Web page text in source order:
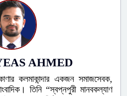
AHMED
কলমাকান্দার একজন সমাজসেবক,
তিনি “স্বপ্নপুরী মানবকল্যাণ